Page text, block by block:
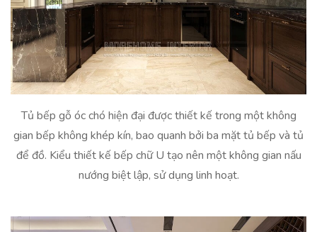
Tủ bếp gỗ óc chó hiện đại được thiết kế trong một không
gian bếp không khép kín, bao quanh bởi ba mặt tủ bếp và tủ
để đồ. Kiểu thiết kế bếp chữ U tạo nên một không gian nấu
nướng biệt lập, sử dụng linh hoạt.